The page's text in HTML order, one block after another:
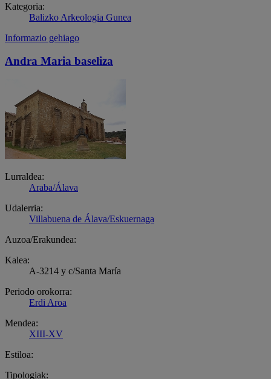
Kategoria:
Balizko Arkeologia Gunea
Informazio gehiago
Andra Maria baseliza
Lurraldea:
Araba/Álava
Udalerria:
Villabuena de Álava/Eskuernaga
Auzoa/Erakundea:
Kalea:
A-3214 y c/Santa María
Periodo orokorra:
Erdi Aroa
Mendea:
XIII-XV
Estiloa:
Tipologiak: